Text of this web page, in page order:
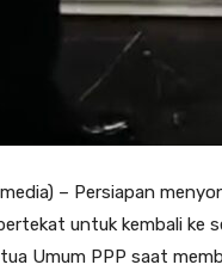
– Persiapan
untuk kembali ke
Umum PPP saat